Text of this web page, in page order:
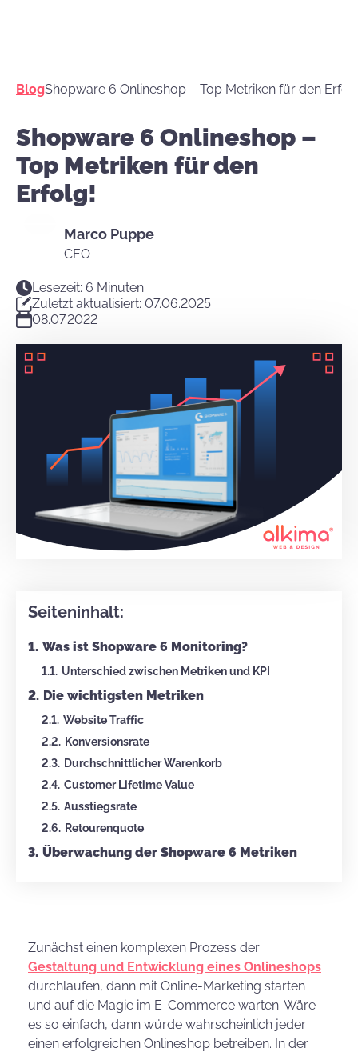
BlogShopware 6 Onlineshop – Top Metriken für den
Shopware 6 Onlineshop –
Top Metriken für den
Erfolg!
Marco Puppe
CEO
Lesezeit: 6 Minuten
Zuletzt aktualisiert: 07.06.2025
08.07.2022
Seiteninhalt:
Was ist Shopware 6 Monitoring?
Unterschied zwischen Metriken und KPI
Die wichtigsten Metriken
Website Traffic
Konversionsrate
Durchschnittlicher Warenkorb
Customer Lifetime Value
Ausstiegsrate
Retourenquote
Überwachung der Shopware 6 Metriken
Zunächst einen komplexen Prozess der
Gestaltung und Entwicklung eines Onlineshops
durchlaufen, dann mit Online-Marketing starten
und auf die Magie im E-Commerce warten. Wäre
es so einfach, dann würde wahrscheinlich jeder
einen erfolgreichen Onlineshop betreiben. In der